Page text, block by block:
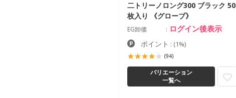
二トリーノロング300 ブラック 50
枚入り 《グローブ》
EG卸価 ログイン後表示
ポイント : (1%)
(94)
バリエーション
一覧へ